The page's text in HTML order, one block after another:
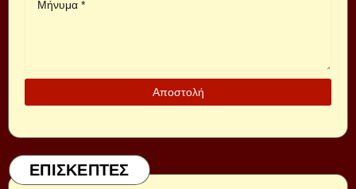
ΕΠΙΣΚΕΠΤΕΣ